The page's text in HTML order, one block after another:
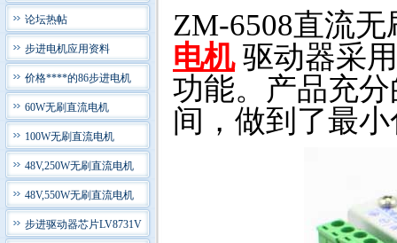
论坛热帖
步进电机应用资料
价格****的86步进电机
60W无刷直流电机
100W无刷直流电机
48V,250W无刷直流电机
48V,550W无刷直流电机
步进驱动器芯片LV8731V
ZM-6508直流无
电机驱动器采
功能。产品充
间，做到了最